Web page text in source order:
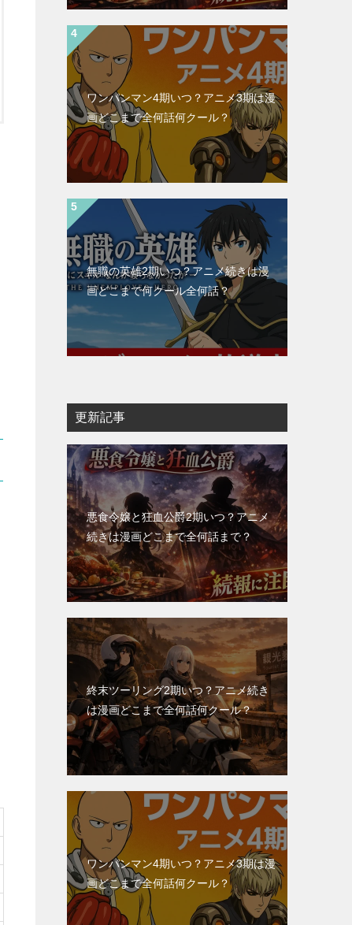
ワンパンマン4期いつ？アニメ3期は漫
画どこまで全何話何クール？
無職の英雄2期いつ？アニメ続きは漫
画どこまで何クール全何話？
更新記事
悪食令嬢と狂血公爵2期いつ？アニメ
続きは漫画どこまで全何話まで？
終末ツーリング2期いつ？アニメ続き
は漫画どこまで全何話何クール？
ワンパンマン4期いつ？アニメ3期は漫
画どこまで全何話何クール？